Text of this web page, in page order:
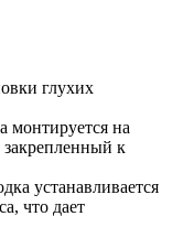
глухих
монтируется на
к
устанавливается
что дает